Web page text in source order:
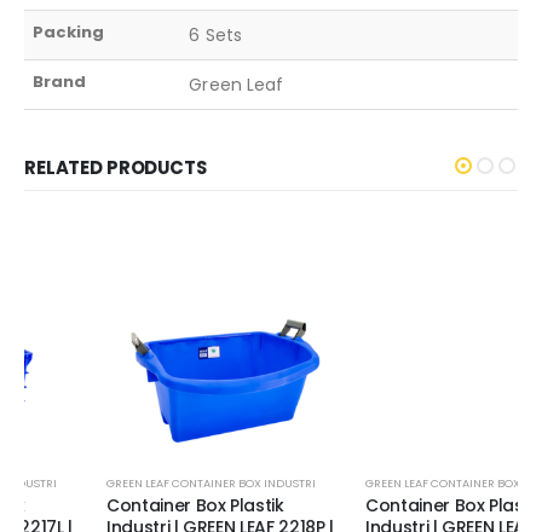
Packing 6 Sets
Brand Green Leaf
RELATED PRODUCTS
GREEN LEAF CONTAINER BOX INDUSTRI
Container Box Plastik
Industri | GREEN LEAF 2218P |
GREEN LEAF CONTAINER BOX INDUSTRI
Container Box Plastik
Industri | GREEN LEAF 2223 L |